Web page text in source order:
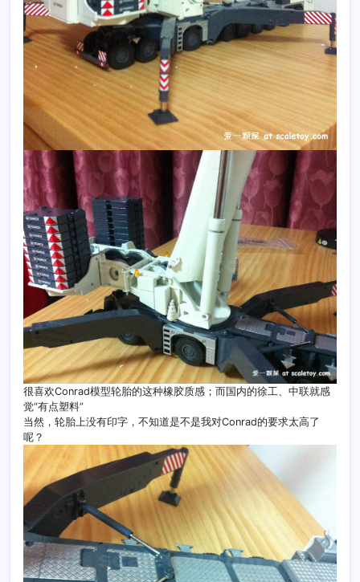
很喜欢Conrad模型轮胎的这种橡胶质感；而国内的徐工、中联就感
觉“有点塑料”
当然，轮胎上没有印字，不知道是不是我对Conrad的要求太高了
呢？